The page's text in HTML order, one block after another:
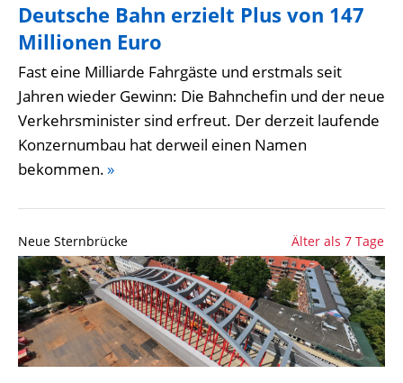
Deutsche Bahn erzielt Plus von 147
Millionen Euro
Fast eine Milliarde Fahrgäste und erstmals seit
Jahren wieder Gewinn: Die Bahnchefin und der neue
Verkehrsminister sind erfreut. Der derzeit laufende
Konzernumbau hat derweil einen Namen
bekommen.»
Neue Sternbrücke Älter als 7 Tage